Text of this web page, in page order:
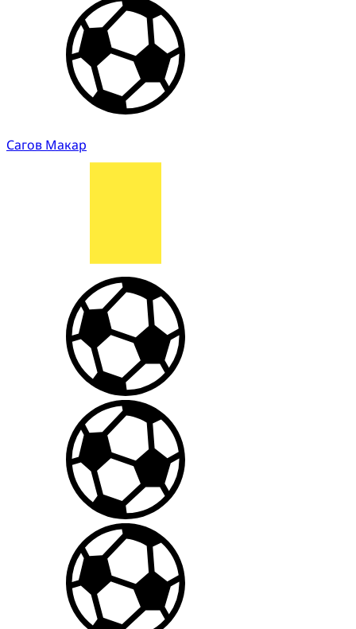
Сагов Макар